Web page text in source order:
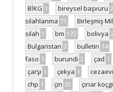
BİKG 1 bireysel başvuru 2
silahlanma 71 Birleşmiş
silah 1 bm 172 bolivya 2
Bulgaristan 3 bulletin 14
faso 1 burundi 2 çad 1
çarşı 1 çekya 1 cezaevi
chp 1 çin 35 çınar